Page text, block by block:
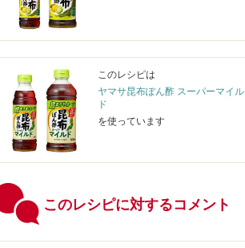
このレシピは
ヤマサ昆布ぽん酢 スーパーマイル
ド
を使っています
このレシピに対するコメント